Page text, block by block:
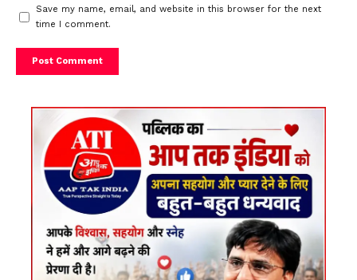
Save my name, email, and website in this browser for the next
time I comment.